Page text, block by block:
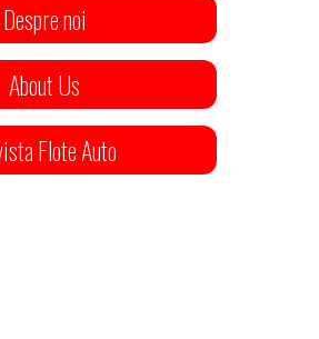
Despre noi
About Us
Flote Auto